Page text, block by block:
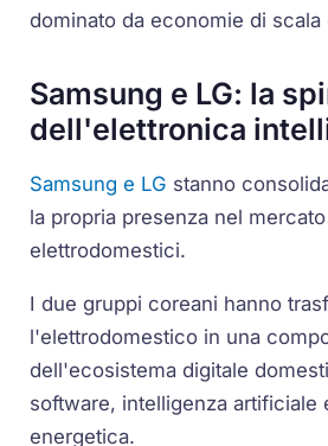
dominato da economie di scala
Samsung e LG: la
dell'elettronica
Samsung e LG stanno
la propria presenza nel
elettrodomestici.
I due gruppi coreani hanno
l'elettrodomestico in una
dell'ecosistema digitale
software, intelligenza artificiale
energetica.